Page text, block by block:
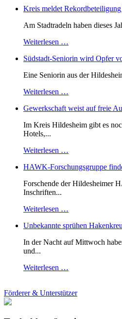
Kreis meldet
Am Stadtradeln haben dieses
Weiterlesen …
Südstadt-Seniorin wird Opfer
Eine Seniorin aus der
Weiterlesen …
Gewerkschaft weist auf freie
Im Kreis Hildesheim gibt es
Hotels,...
Weiterlesen …
HAWK-Forschungsgruppe
Forschende der Hildesheimer
Inschriften...
Weiterlesen …
Unbekannte sprühen
In der Nacht auf Mittwoch
und...
Weiterlesen …
Förderer & Unterstützer